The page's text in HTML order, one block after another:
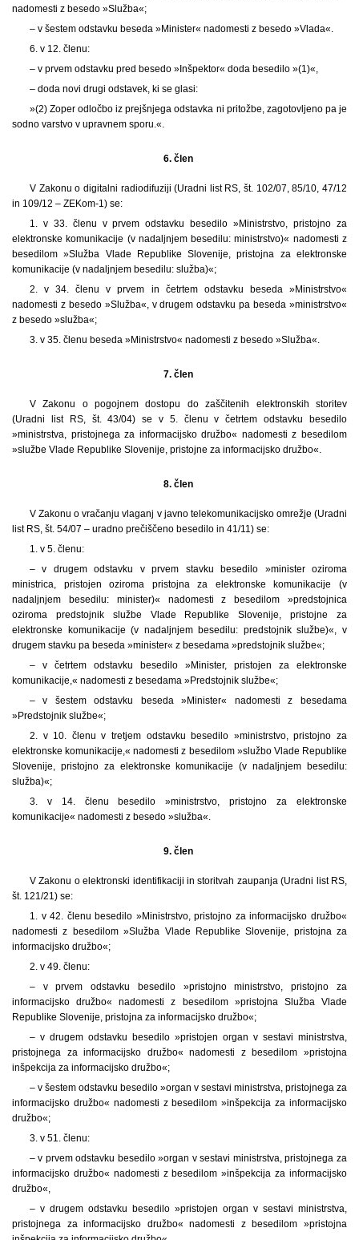
nadomesti z besedo »Služba«;
– v šestem odstavku beseda »Minister« nadomesti z besedo »Vlada«.
6. v 12. členu:
– v prvem odstavku pred besedo »Inšpektor« doda besedilo »(1)«,
– doda novi drugi odstavek, ki se glasi:
»(2) Zoper odločbo iz prejšnjega odstavka ni pritožbe, zagotovljeno pa je
sodno varstvo v upravnem sporu.«.
6. člen
V Zakonu o digitalni radiodifuziji (Uradni list RS, št. 102/07, 85/10, 47/12
in 109/12 – ZEKom-1) se:
1. v 33. členu v prvem odstavku besedilo »Ministrstvo, pristojno za
elektronske komunikacije (v nadaljnjem besedilu: ministrstvo)« nadomesti z
besedilom »Služba Vlade Republike Slovenije, pristojna za elektronske
komunikacije (v nadaljnjem besedilu: služba)«;
2. v 34. členu v prvem in četrtem odstavku beseda »Ministrstvo«
nadomesti z besedo »Služba«, v drugem odstavku pa beseda »ministrstvo«
z besedo »služba«;
3. v 35. členu beseda »Ministrstvo« nadomesti z besedo »Služba«.
7. člen
V Zakonu o pogojnem dostopu do zaščitenih elektronskih storitev
(Uradni list RS, št. 43/04) se v 5. členu v četrtem odstavku besedilo
»ministrstva, pristojnega za informacijsko družbo« nadomesti z besedilom
»službe Vlade Republike Slovenije, pristojne za informacijsko družbo«.
8. člen
V Zakonu o vračanju vlaganj v javno telekomunikacijsko omrežje (Uradni
list RS, št. 54/07 – uradno prečiščeno besedilo in 41/11) se:
1. v 5. členu:
– v drugem odstavku v prvem stavku besedilo »minister oziroma
ministrica, pristojen oziroma pristojna za elektronske komunikacije (v
nadaljnjem besedilu: minister)« nadomesti z besedilom »predstojnica
oziroma predstojnik službe Vlade Republike Slovenije, pristojne za
elektronske komunikacije (v nadaljnjem besedilu: predstojnik službe)«, v
drugem stavku pa beseda »minister« z besedama »predstojnik službe«;
– v četrtem odstavku besedilo »Minister, pristojen za elektronske
komunikacije,« nadomesti z besedama »Predstojnik službe«;
– v šestem odstavku beseda »Minister« nadomesti z besedama
»Predstojnik službe«;
2. v 10. členu v tretjem odstavku besedilo »ministrstvo, pristojno za
elektronske komunikacije,« nadomesti z besedilom »službo Vlade Republike
Slovenije, pristojno za elektronske komunikacije (v nadaljnjem besedilu:
služba)«;
3. v 14. členu besedilo »ministrstvo, pristojno za elektronske
komunikacije« nadomesti z besedo »služba«.
9. člen
V Zakonu o elektronski identifikaciji in storitvah zaupanja (Uradni list RS,
št. 121/21) se:
1. v 42. členu besedilo »Ministrstvo, pristojno za informacijsko družbo«
nadomesti z besedilom »Služba Vlade Republike Slovenije, pristojna za
informacijsko družbo«;
2. v 49. členu:
– v prvem odstavku besedilo »pristojno ministrstvo, pristojno za
informacijsko družbo« nadomesti z besedilom »pristojna Služba Vlade
Republike Slovenije, pristojna za informacijsko družbo«;
– v drugem odstavku besedilo »pristojen organ v sestavi ministrstva,
pristojnega za informacijsko družbo« nadomesti z besedilom »pristojna
inšpekcija za informacijsko družbo«;
– v šestem odstavku besedilo »organ v sestavi ministrstva, pristojnega za
informacijsko družbo« nadomesti z besedilom »inšpekcija za informacijsko
družbo«;
3. v 51. členu:
– v prvem odstavku besedilo »organ v sestavi ministrstva, pristojnega za
informacijsko družbo« nadomesti z besedilom »inšpekcija za informacijsko
družbo«,
– v drugem odstavku besedilo »pristojen organ v sestavi ministrstva,
pristojnega za informacijsko družbo« nadomesti z besedilom »pristojna